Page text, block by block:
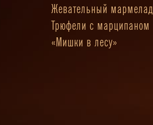
Жевательный мармелад
Трюфели с марципаном
«Мишки в лесу»